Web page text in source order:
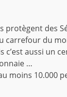
protègent des
carrefour du
aussi
…
10.000